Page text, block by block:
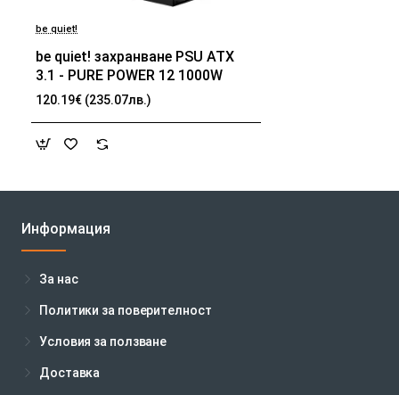
be quiet!
be quiet! захранване PSU ATX
3.1 - PURE POWER 12 1000W
120.19€ (235.07лв.)
Информация
За нас
Политики за поверителност
Условия за ползване
Доставка